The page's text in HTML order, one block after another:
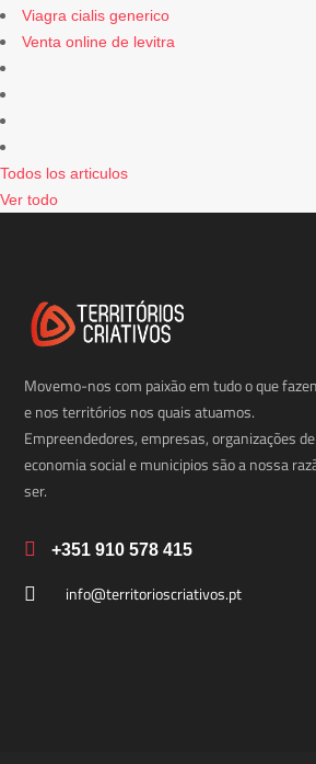
Viagra cialis generico
Venta online de levitra
Todos los articulos
Ver todo
Movemo-nos com paixão em tudo o que
e nos territórios nos quais atuamos.
Empreendedores, empresas, organizações de
economia social e municipios são a nossa
ser.
+351 910 578 415
info@territorioscriativos.pt